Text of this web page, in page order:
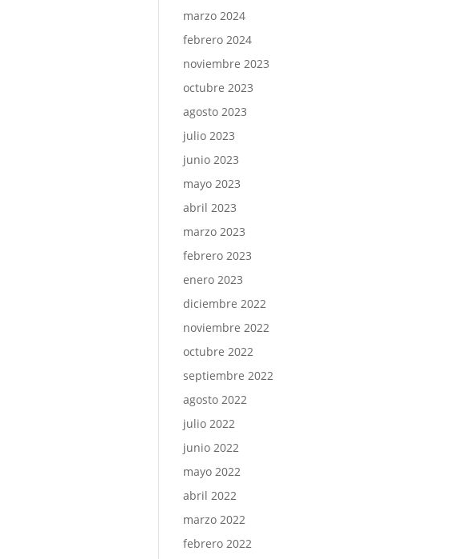
marzo 2024
febrero 2024
noviembre 2023
octubre 2023
agosto 2023
julio 2023
junio 2023
mayo 2023
abril 2023
marzo 2023
febrero 2023
enero 2023
diciembre 2022
noviembre 2022
octubre 2022
septiembre 2022
agosto 2022
julio 2022
junio 2022
mayo 2022
abril 2022
marzo 2022
febrero 2022